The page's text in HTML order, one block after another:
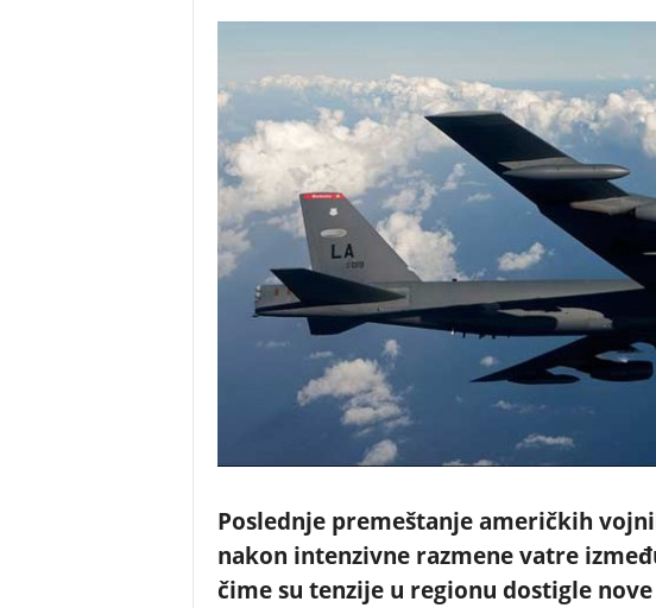
Poslednje premeštanje američkih
nakon intenzivne razmene vatre
čime su tenzije u regionu dostigle